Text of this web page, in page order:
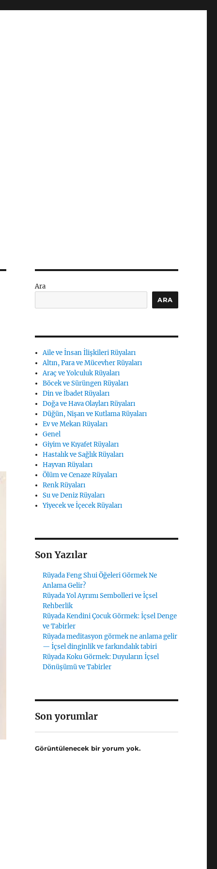
Ara
ARA
Aile ve İnsan İlişkileri Rüyaları
Altın, Para ve Mücevher Rüyaları
Araç ve Yolculuk Rüyaları
Böcek ve Sürüngen Rüyaları
Din ve İbadet Rüyaları
Doğa ve Hava Olayları Rüyaları
Düğün, Nişan ve Kutlama Rüyaları
Ev ve Mekan Rüyaları
Genel
Giyim ve Kıyafet Rüyaları
Hastalık ve Sağlık Rüyaları
Hayvan Rüyaları
Ölüm ve Cenaze Rüyaları
Renk Rüyaları
Su ve Deniz Rüyaları
Yiyecek ve İçecek Rüyaları
Son Yazılar
Rüyada Feng Shui Öğeleri Görmek Ne
Anlama Gelir?
Rüyada Yol Ayrımı Sembolleri ve İçsel
Rehberlik
Rüyada Kendini Çocuk Görmek: İçsel Denge
ve Tabirler
Rüyada meditasyon görmek ne anlama gelir
— İçsel dinginlik ve farkındalık tabiri
Rüyada Koku Görmek: Duyuların İçsel
Dönüşümü ve Tabirler
Son yorumlar
Görüntülenecek bir yorum yok.